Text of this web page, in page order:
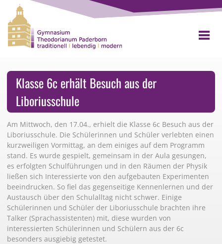
Klasse 6c erhält Besuch aus der
Liboriusschule
Am Mittwoch, den 17.04., erhielt die Klasse 6c Besuch aus der
Liboriusschule. Die Schülerinnen und Schüler verlebten einen
kurzweiligen Vormittag, an dem einiges auf dem Programm
stand. Es wurde gespielt, gemeinsam in der Aula gesungen,
es erfolgten Schulführungen und in den Räumen der Physik
ließen sich Interessierte von den aufgebauten Experimenten
beeindrucken. So fiel das gegenseitige Kennenlernen und der
Austausch über den Schulalltag nicht schwer. Einige
Schülerinnen und Schüler der Liboriusschule brachten ihre
Talker (Sprachassistenten) mit, diese wurden von
interessierten Schülerinnen und Schülern aus der 6c
besonders ausgiebig getestet.